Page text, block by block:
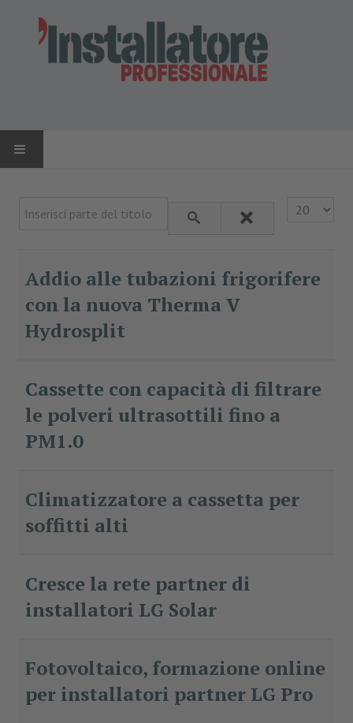
PRODOTTI
RIVISTA
Inserisci parte del titolo Visualizza n.
Addio alle tubazioni frigorifere
con la nuova Therma V
Hydrosplit
Cassette con capacità di filtrare
le polveri ultrasottili fino a
PM1.0
Climatizzatore a cassetta per
soffitti alti
Cresce la rete partner di
installatori LG Solar
Fotovoltaico, formazione online
per installatori partner LG Pro